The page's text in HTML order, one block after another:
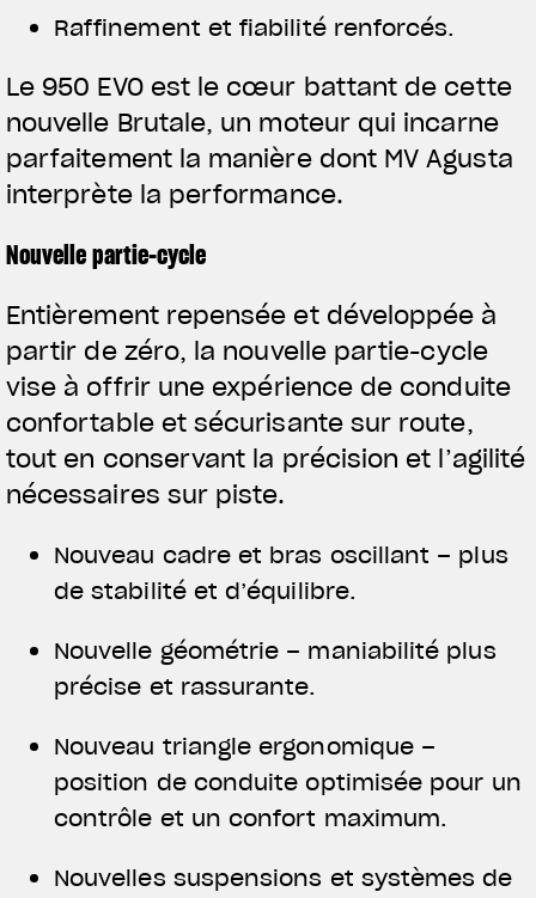
View now →
VÊTEMENTS
Raffinement et fiabilité renforcés.
Le 950 EVO est le cœur battant de cette
nouvelle Brutale, un moteur qui incarne
parfaitement la manière dont MV Agusta
interprète la performance.
Nouvelle partie-cycle
Entièrement repensée et développée à
partir de zéro, la nouvelle partie-cycle
vise à offrir une expérience de conduite
confortable et sécurisante sur route,
tout en conservant la précision et l’agilité
nécessaires sur piste.
Nouveau cadre et bras oscillant – plus
de stabilité et d’équilibre.
Nouvelle géométrie – maniabilité plus
précise et rassurante.
Nouveau triangle ergonomique –
position de conduite optimisée pour un
contrôle et un confort maximum.
Nouvelles suspensions et systèmes de